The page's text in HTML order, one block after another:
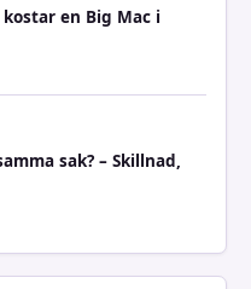
kostar en Big Mac i
sak? – Skillnad,